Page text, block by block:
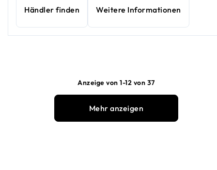
Händler finden Weitere Informationen
Anzeige von 1-12 von 37
Mehr anzeigen